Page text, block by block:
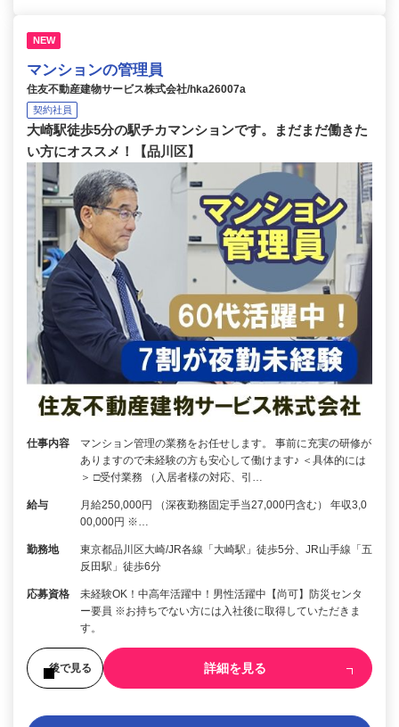
NEW
マンションの管理員
住友不動産建物サービス株式会社/hka26007a
契約社員
大崎駅徒歩5分の駅チカマンションです。まだまだ働きた
い方にオススメ！【品川区】
仕事内容
マンション管理の業務をお任せします。 事前に充実の研修が
ありますので未経験の方も安心して働けます♪ ＜具体的には
＞ □受付業務 （入居者様の対応、引…
給与
月給250,000円 （深夜勤務固定手当27,000円含む） 年収3,0
00,000円 ※…
勤務地
東京都品川区大崎/JR各線「大崎駅」徒歩5分、JR山手線「五
反田駅」徒歩6分
応募資格
未経験OK！中高年活躍中！男性活躍中【尚可】防災センタ
ー要員 ※お持ちでない方には入社後に取得していただきま
す。
後で見る 詳細を見る